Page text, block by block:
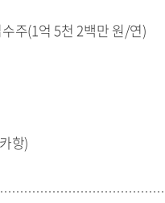
주(1억 5천 2백만 원/연)
항)